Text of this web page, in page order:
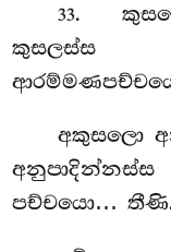
33.
කුසලස්ස
අකුසලො
පච්චයො…